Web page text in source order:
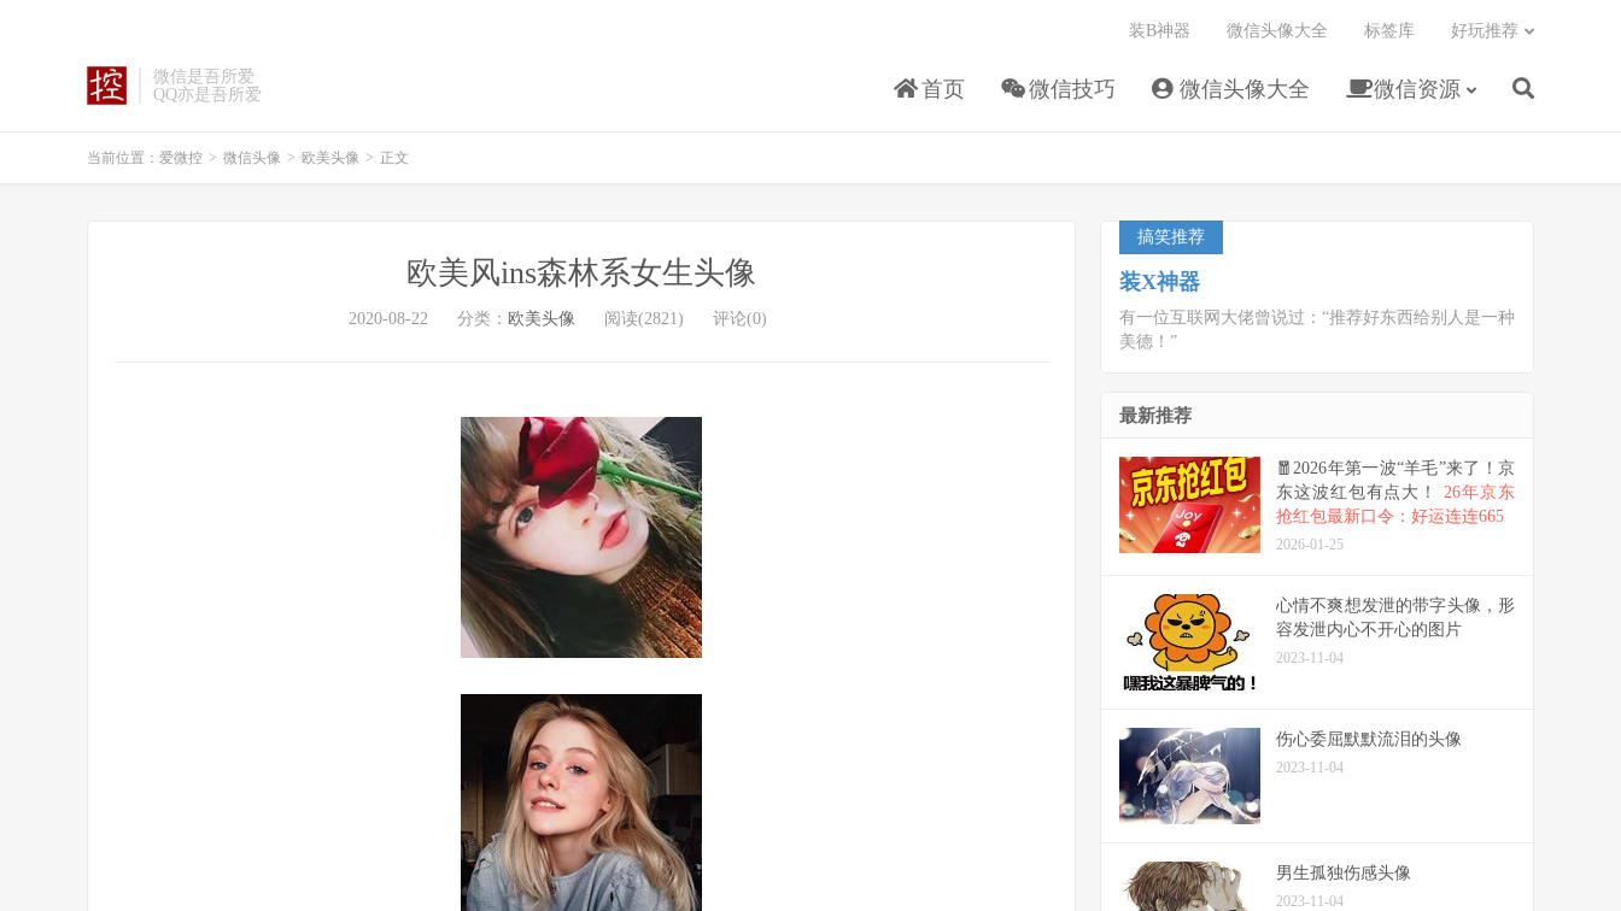
微信是吾所爱
QQ亦是吾所爱
首页 微信技巧 微信头像大全 微信资源
装B神器 微信头像大全 标签库 好玩推荐
当前位置： 爱微控 > 微信头像 > 欧美头像 > 正文
欧美风ins森林系女生头像
2020-08-22 分类： 欧美头像 阅读(2821) 评论(0)
搞笑推荐
装X神器
有一位互联网大佬曾说过：“推荐好东西给别人是一种
美德！”
最新推荐
🧧2026年第一波“羊毛”来了！京
东这波红包有点大！ 26年京东
抢红包最新口令：好运连连665
2026-01-25
心情不爽想发泄的带字头像，形
容发泄内心不开心的图片
2023-11-04
伤心委屈默默流泪的头像
2023-11-04
男生孤独伤感头像
2023-11-04